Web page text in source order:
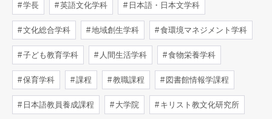
学長 英語文化学科 日本語・日本文学科
文化総合学科 地域創生学科 食環境マネジメント学科
子ども教育学科 人間生活学科 食物栄養学科
保育学科 課程 教職課程 図書館情報学課程
日本語教員養成課程 大学院 キリスト教文化研究所